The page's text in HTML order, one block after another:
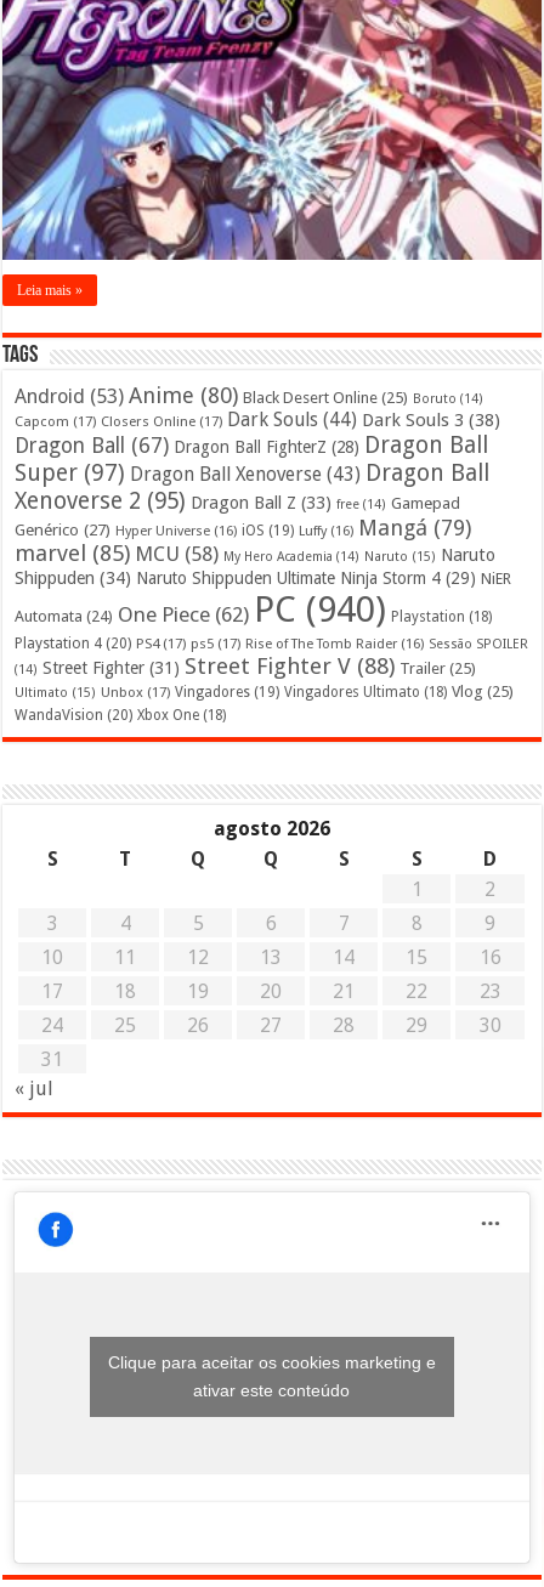
Leia mais »
Tags
Android (53) Anime (80) Black Desert Online (25) Boruto (14)
Capcom (17) Closers Online (17) Dark Souls (44) Dark Souls 3 (38)
Dragon Ball (67) Dragon Ball FighterZ (28) Dragon Ball
Super (97) Dragon Ball Xenoverse (43) Dragon Ball
Xenoverse 2 (95) Dragon Ball Z (33) free (14) Gamepad
Genérico (27) Hyper Universe (16) iOS (19) Luffy(16) Mangá (79)
marvel (85) MCU (58) My Hero Academia (14) Naruto (15) Naruto
Shippuden (34) Naruto Shippuden Ultimate Ninja Storm 4 (29) NiER
Automata (24) One Piece (62) PC (940) Playstation (18)
Playstation 4 (20) PS4(17) ps5 (17) Rise of The Tomb Raider (16) Sessão SPOILER
(14) Street Fighter (31) Street Fighter V (88) Trailer (25)
Ultimato (15) Unbox (17) Vingadores (19) Vingadores Ultimato (18) Vlog (25)
WandaVision (20) Xbox One (18)
agosto 2026
S
T Q Q S S
D
1
2
3
4 5 6 7 8
9
10
11 12 13 14 15
16
17
18 19 20 21 22
23
24
25 26 27 28 29
30
31
« jul
Clique para aceitar os cookies marketing e
ativar este conteúdo